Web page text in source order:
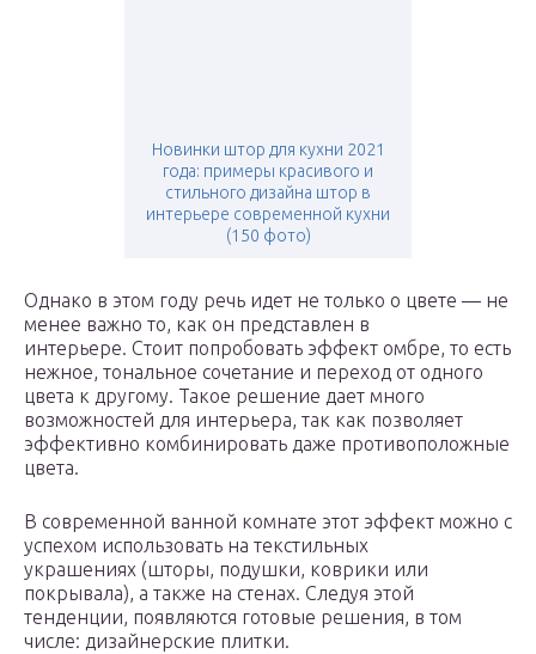
Новинки штор для кухни 2021
года: примеры красивого и
стильного дизайна штор в
интерьере современной кухни
(150 фото)
Однако в этом году речь идет не только о цвете — не
менее важно то, как он представлен в
интерьере. Стоит попробовать эффект омбре, то есть
нежное, тональное сочетание и переход от одного
цвета к другому. Такое решение дает много
возможностей для интерьера, так как позволяет
эффективно комбинировать даже противоположные
цвета.
В современной ванной комнате этот эффект можно с
успехом использовать на текстильных
украшениях (шторы, подушки, коврики или
покрывала), а также на стенах. Следуя этой
тенденции, появляются готовые решения, в том
числе: дизайнерские плитки.